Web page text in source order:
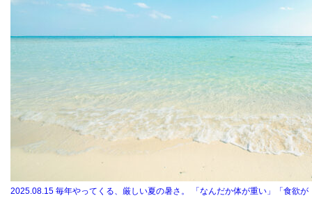
2025.08.15 毎年やってくる、厳しい夏の暑さ。 「なんだか体が重い」「食欲が